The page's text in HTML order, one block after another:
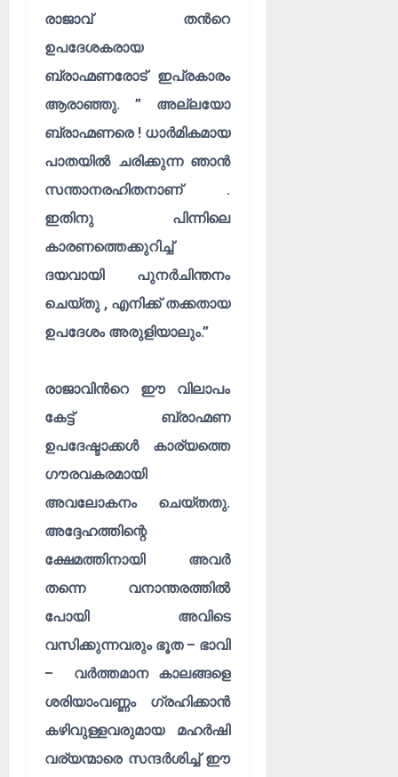
രാജാവ് തൻറെ
ഉപദേശകരായ
ബ്രാഹ്മണരോട് ഇപ്രകാരം
ആരാഞ്ഞു. ” അല്ലയോ
ബ്രാഹ്മണരെ ! ധാർമികമായ
പാതയിൽ ചരിക്കുന്ന ഞാൻ
സന്താനരഹിതനാണ് .
ഇതിനു പിന്നിലെ
കാരണത്തെക്കുറിച്ച്
ദയവായി പുനർചിന്തനം
ചെയ്തു , എനിക്ക് തക്കതായ
ഉപദേശം അരുളിയാലും.”
രാജാവിൻറെ ഈ വിലാപം
കേട്ട് ബ്രാഹ്മണ
ഉപദേഷ്ടാക്കൾ കാര്യത്തെ
ഗൗരവകരമായി
അവലോകനം ചെയ്തതു.
അദ്ദേഹത്തിന്റെ
ക്ഷേമത്തിനായി അവർ
തന്നെ വനാന്തരത്തിൽ
പോയി അവിടെ
വസിക്കുന്നവരും ഭൂത – ഭാവി
– വർത്തമാന കാലങ്ങളെ
ശരിയാംവണ്ണം ഗ്രഹിക്കാൻ
കഴിവുള്ളവരുമായ മഹർഷി
വര്യന്മാരെ സന്ദർശിച്ച് ഈ